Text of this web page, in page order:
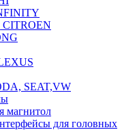
SEAT,VW
магнитол
для головных